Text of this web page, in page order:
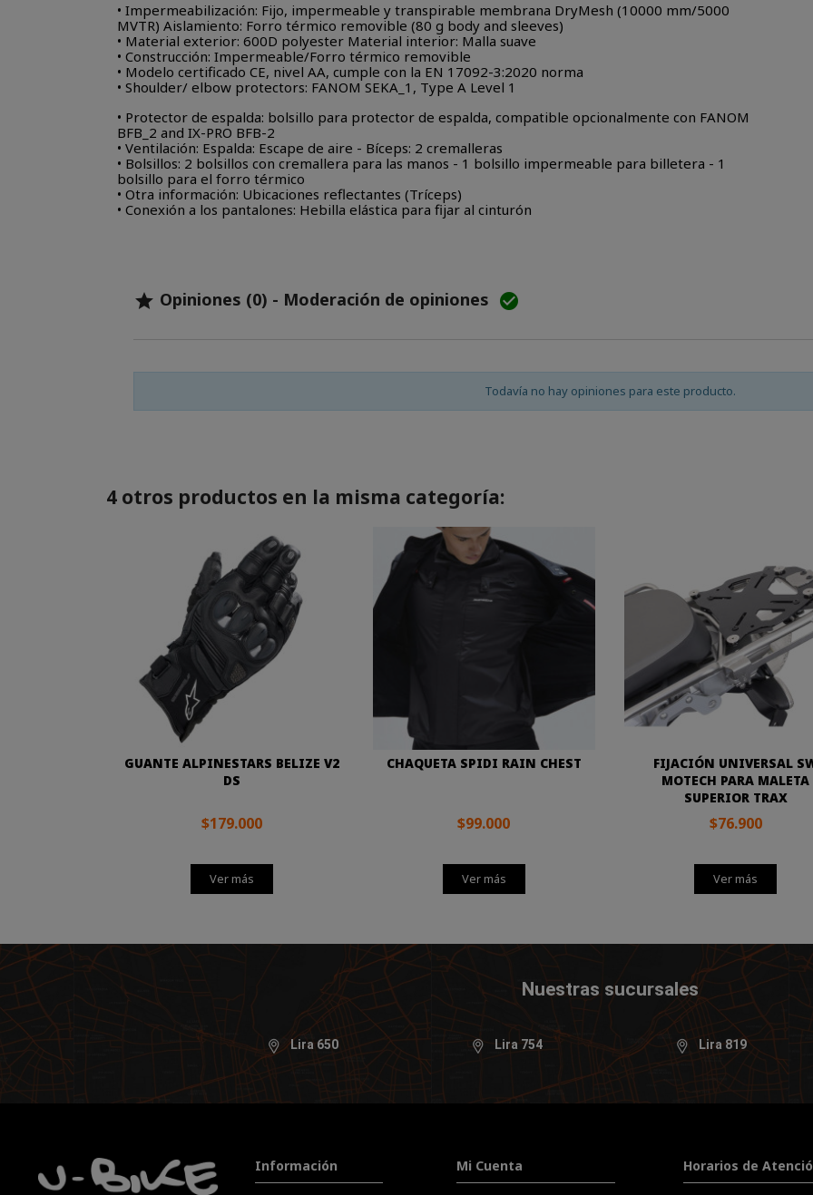
• Impermeabilización: Fijo, impermeable y transpirable membrana DryMesh (10000 mm/5000
MVTR) Aislamiento: Forro térmico removible (80 g body and sleeves)
• Material exterior: 600D polyester Material interior: Malla suave
• Construcción: Impermeable/Forro térmico removible
• Modelo certificado CE, nivel AA, cumple con la EN 17092-3:2020 norma
• Shoulder/ elbow protectors: FANOM SEKA_1, Type A Level 1
• Protector de espalda: bolsillo para protector de espalda, compatible opcionalmente con FANOM
BFB_2 and IX-PRO BFB-2
• Ventilación: Espalda: Escape de aire - Bíceps: 2 cremalleras
• Bolsillos: 2 bolsillos con cremallera para las manos - 1 bolsillo impermeable para billetera - 1
bolsillo para el forro térmico
• Otra información: Ubicaciones reflectantes (Tríceps)
• Conexión a los pantalones: Hebilla elástica para fijar al cinturón
 Opiniones (0) - Moderación de opiniones 
Todavía no hay opiniones para este producto.
4 otros productos en la misma categoría:
GUANTE ALPINESTARS BELIZE V2
DS
$179.000
Ver más
CHAQUETA SPIDI RAIN CHEST
$99.000
Ver más
FIJACIÓN UNIVERSAL
MOTECH PARA MALETA
SUPERIOR TRAX
$76.900
Ver más
Nuestras sucursales
Lira 650 Lira 754 Lira 819
Información Mi Cuenta Horarios de